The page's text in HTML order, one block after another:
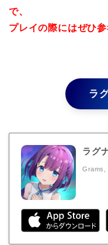
で、
プレイの際にはぜひ
ラ
ラグ
Grams,